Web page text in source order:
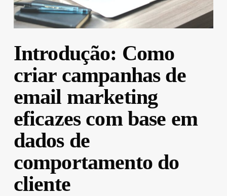
Introdução: Como
criar campanhas de
email marketing
eficazes com base em
dados de
comportamento do
cliente